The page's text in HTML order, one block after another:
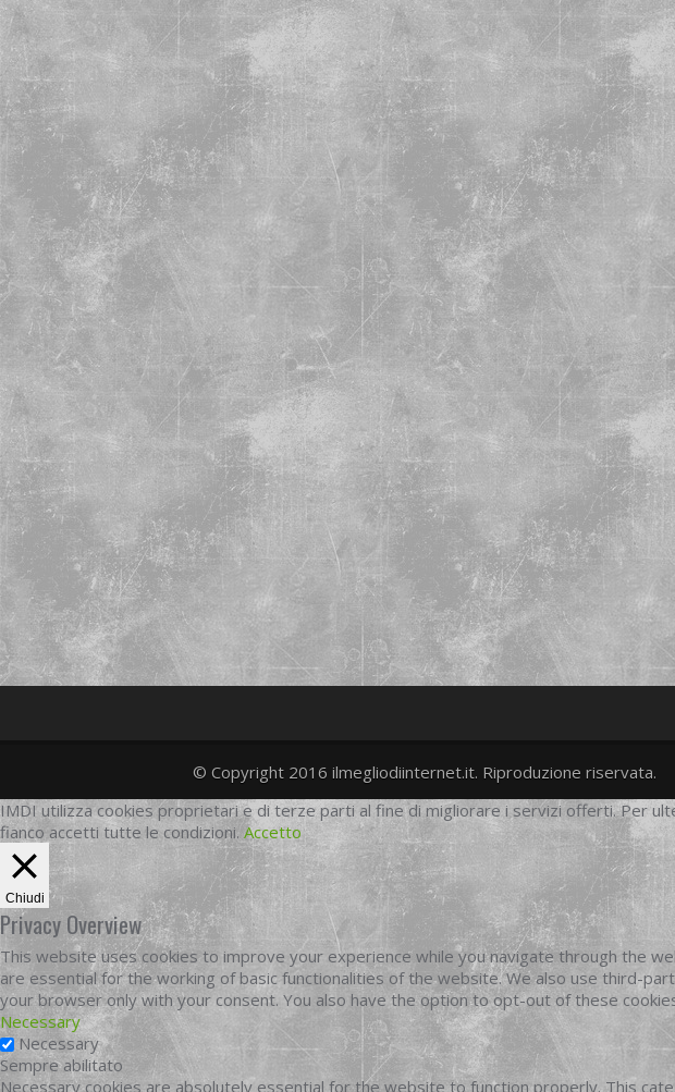
twittergoogleplus
© Copyright 2016 ilmegliodiinternet.it. Riproduzione riservata.
IMDI utilizza cookies proprietari e di terze parti al fine di migliorare i servizi offerti. Per
fianco accetti tutte le condizioni. Accetto
Chiudi
Privacy Overview
This website uses cookies to improve your experience while you navigate through the
are essential for the working of basic functionalities of the website. We also use third-
your browser only with your consent. You also have the option to opt-out of these
Necessary
Necessary
Sempre abilitato
Necessary cookies are absolutely essential for the website to function properly. This